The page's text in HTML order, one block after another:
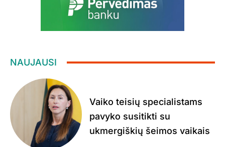
NAUJAUSI
Vaiko teisių specialistams
pavyko susitikti su
ukmergiškių šeimos vaikais